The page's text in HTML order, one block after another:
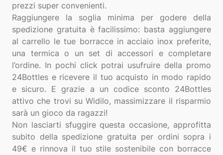
prezzi super convenienti.
Raggiungere la soglia minima per godere della
spedizione gratuita è facilissimo: basta aggiungere
al carrello le tue borracce in acciaio inox preferite,
una termica o un set di accessori e completare
l’ordine. In pochi click potrai usufruire della promo
24Bottles e ricevere il tuo acquisto in modo rapido
e sicuro. E grazie a un codice sconto 24Bottles
attivo che trovi su Widilo, massimizzare il risparmio
sarà un gioco da ragazzi!
Non lasciarti sfuggire questa occasione, approfitta
subito della spedizione gratuita per ordini sopra i
49€ e rinnova il tuo stile sostenibile con borracce